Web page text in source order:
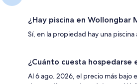
¿Hay piscina en Wollongbar
Sí, en la propiedad hay una piscina
¿Cuánto cuesta
Al 6 ago. 2026, el precio más bajo